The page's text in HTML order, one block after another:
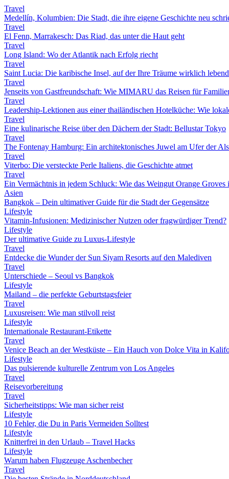
Travel
Medellín, Kolumbien: Die Stadt, die ihre eigene Geschichte neu
Travel
El Fenn, Marrakesch: Das Riad, das unter die Haut geht
Travel
Long Island: Wo der Atlantik nach Erfolg riecht
Travel
Saint Lucia: Die karibische Insel, auf der Ihre Träume wirklich
Travel
Jenseits von Gastfreundschaft: Wie MIMARU das Reisen für
Travel
Leadership-Lektionen aus einer thailändischen Hotelküche: Wie
Travel
Eine kulinarische Reise über den Dächern der Stadt: Bellustar Tokyo
Travel
The Fontenay Hamburg: Ein architektonisches Juwel am Ufer der
Travel
Viterbo: Die versteckte Perle Italiens, die Geschichte atmet
Travel
Ein Vermächtnis in jedem Schluck: Wie das Weingut Orange
Asien
Bangkok – Dein ultimativer Guide für die Stadt der Gegensätze
Lifestyle
Vitamin-Infusionen: Medizinischer Nutzen oder fragwürdiger Trend?
Lifestyle
Der ultimative Guide zu Luxus-Lifestyle
Travel
Entdecke die Wunder der Sun Siyam Resorts auf den Malediven
Travel
Unterschiede – Seoul vs Bangkok
Lifestyle
Mailand – die perfekte Geburtstagsfeier
Travel
Luxusreisen: Wie man stilvoll reist
Lifestyle
Internationale Restaurant-Etikette
Travel
Venice Beach an der Westküste – Ein Hauch von Dolce Vita in
Lifestyle
Das pulsierende kulturelle Zentrum von Los Angeles
Travel
Reisevorbereitung
Travel
Sicherheitstipps: Wie man sicher reist
Lifestyle
10 Fehler, die Du in Paris Vermeiden Solltest
Lifestyle
Knitterfrei in den Urlaub – Travel Hacks
Lifestyle
Warum haben Flugzeuge Aschenbecher
Travel